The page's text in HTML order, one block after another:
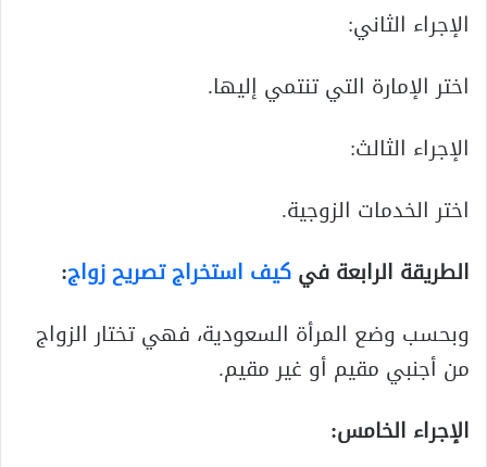
الإجراء الثاني:
اختر الإمارة التي تنتمي إليها.
الإجراء الثالث:
اختر الخدمات الزوجية.
الطريقة الرابعة فيكيف استخراج تصريح زواج:
وبحسب وضع المرأة السعودية، فهي تختار الزواج
من أجنبي مقيم أو غير مقيم.
الإجراء الخامس: